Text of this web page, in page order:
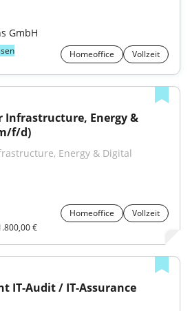
GmbH
Homeoffice Vollzeit
Infrastructure, Energy &
f/d)
Energy & Digital
Homeoffice
Vollzeit
€
IT-Audit / IT-Assurance